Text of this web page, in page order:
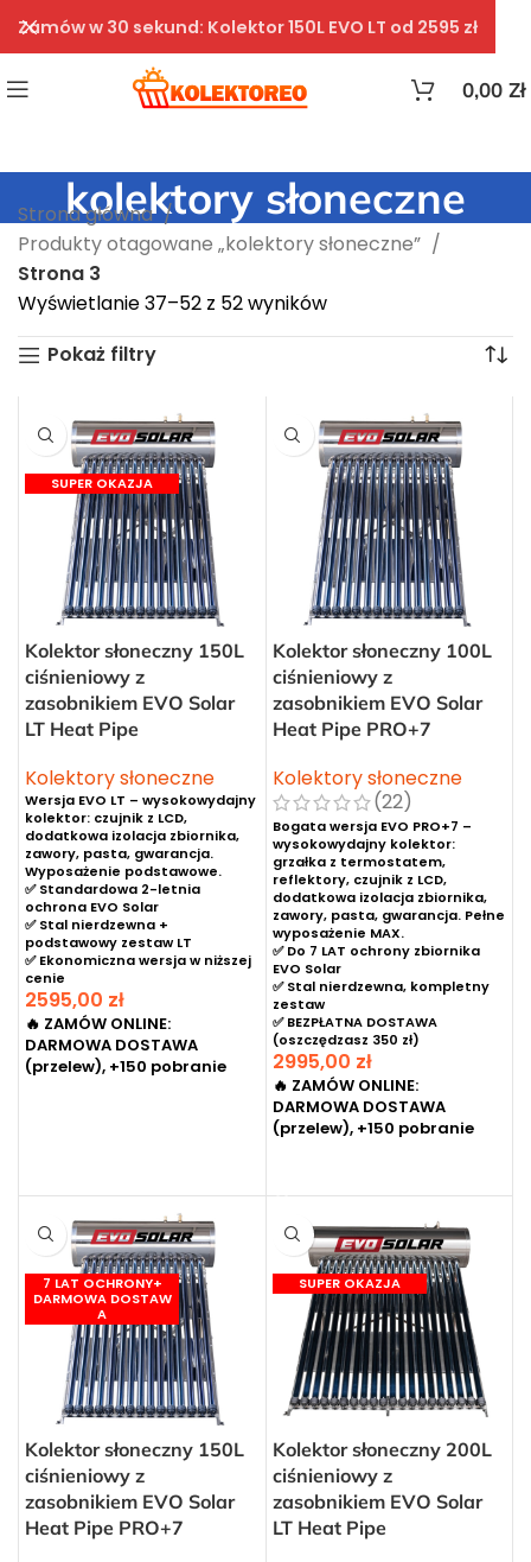
0,00 Zł
kolektory słoneczne
Strona główna
Produkty otagowane „kolektory słoneczne”
Strona 3
Wyświetlanie 37–52 z 52 wyników
Pokaż filtry
Kolektor słoneczny 150L
ciśnieniowy z
zasobnikiem EVO Solar
LT Heat Pipe
Kolektory słoneczne
Wersja EVO LT – wysokowydajny
kolektor: czujnik z LCD,
dodatkowa izolacja zbiornika,
zawory, pasta, gwarancja.
Wyposażenie podstawowe.
✅ Standardowa 2-letnia
ochrona EVO Solar
✅ Stal nierdzewna +
podstawowy zestaw LT
✅ Ekonomiczna wersja w niższej
cenie
2595,00 zł
🔥 ZAMÓW ONLINE:
DARMOWA DOSTAWA
(przelew), +150 pobranie
Kolektor słoneczny 100L
ciśnieniowy z
zasobnikiem EVO Solar
Heat Pipe PRO+7
Kolektory słoneczne
(22)
Bogata wersja EVO PRO+7 –
wysokowydajny kolektor:
grzałka z termostatem,
reflektory, czujnik z LCD,
dodatkowa izolacja zbiornika,
zawory, pasta, gwarancja. Pełne
wyposażenie MAX.
✅ Do 7 LAT ochrony zbiornika
EVO Solar
✅ Stal nierdzewna, kompletny
zestaw
✅ BEZPŁATNA DOSTAWA
(oszczędzasz 350 zł)
2995,00 zł
🔥 ZAMÓW ONLINE:
DARMOWA DOSTAWA
(przelew), +150 pobranie
Kolektor słoneczny 150L
ciśnieniowy z
zasobnikiem EVO Solar
Heat Pipe PRO+7
Kolektor słoneczny 200L
ciśnieniowy z
zasobnikiem EVO Solar
LT Heat Pipe
Zamów w 30 sekund: Kolektor 150L EVO LT od 2595 zł